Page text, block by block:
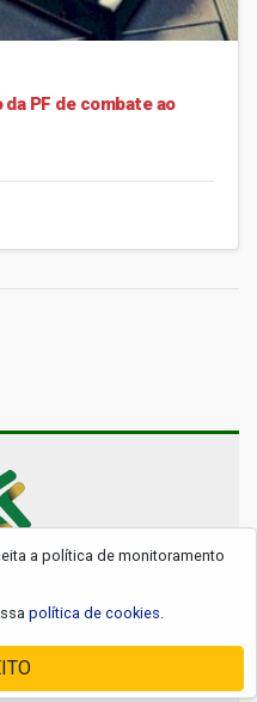
PF de combate ao
a política de monitoramento
política de cookies.
Reservados.